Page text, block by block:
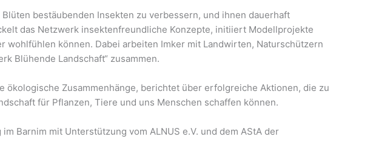
bestäubenden Insekten zu verbessern, und ihnen dauerhaft
das Netzwerk insektenfreundliche Konzepte, initiiert Modellprojekte
können. Dabei arbeiten Imker mit Landwirten, Naturschützern
Blühende Landschaft“ zusammen.
Zusammenhänge, berichtet über erfolgreiche Aktionen, die zu
für Pflanzen, Tiere und uns Menschen schaffen können.
Barnim mit Unterstützung vom ALNUS e.V. und dem AStA der